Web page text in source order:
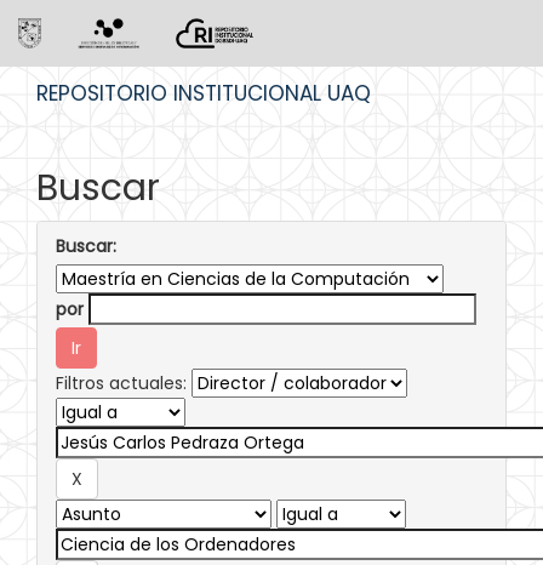
REPOSITORIO INSTITUCIONAL UAQ
Buscar
Buscar:
por
Filtros actuales: